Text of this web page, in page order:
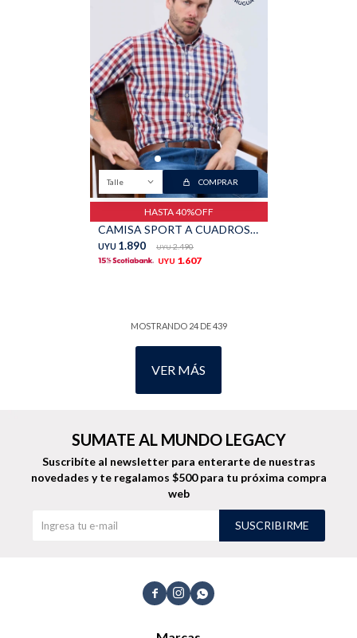
Talle COMPRAR
HASTA 40%OFF
CAMISA SPORT A CUADROS - Rojo
UYU 1.890 UYU 2.490
UYU 1.607
MOSTRANDO 24DE439
VER MÁS
  
SUMATE AL MUNDO LEGACY
Suscribíte al newsletter para enterarte de nuestras
novedades y te regalamos $500 para tu próxima compra
web
SUSCRIBIRME